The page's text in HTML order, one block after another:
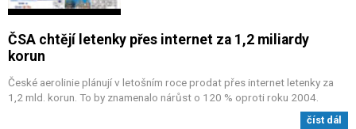
ČSA chtějí letenky přes internet za 1,2 miliardy
korun
České aerolinie plánují v letošním roce prodat přes internet letenky za
1,2 mld. korun. To by znamenalo nárůst o 120 % oproti roku 2004.
číst dál